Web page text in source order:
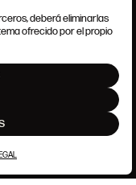
deberá eliminarlas
ofrecido por el propio